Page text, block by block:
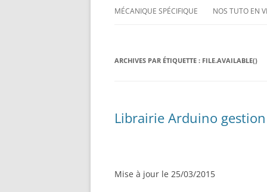
NOS ROBOTS
RÉALISATION DIVERSES
HALLOWING M0
MÉCANIQUE SPÉCIFIQUE
BASE MOBILE HCR DFROBOT
T050000
NOS TUTO EN
ESP32 :
ARCHIVES PAR ÉTIQUETTE : FILE.AVAILABLE()
Librairie Arduino gestion
Mise à jour le 25/03/2015